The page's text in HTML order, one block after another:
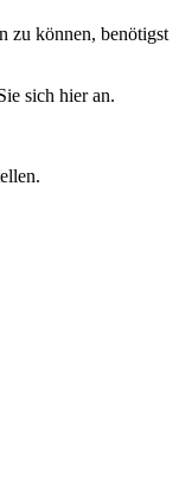
zu können, benötigst
sich hier an.